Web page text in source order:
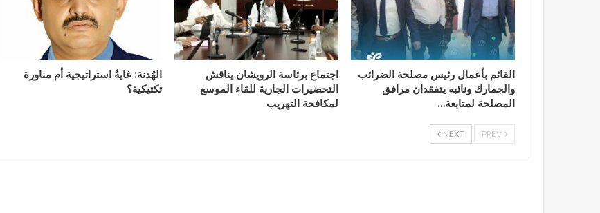
القائم بأعمال رئيس مصلحة الضرائب
والجمارك ونائبه يتفقدان مرافق
المصلحة لمتابعة…
اجتماع برئاسة الرويشان يناقش
التحضيرات الجارية للقاء الموسع
لمكافحة التهريب
الهُدنة: غايةٌ استراتيجية أم مناورة
تكتيكية؟
NEXT